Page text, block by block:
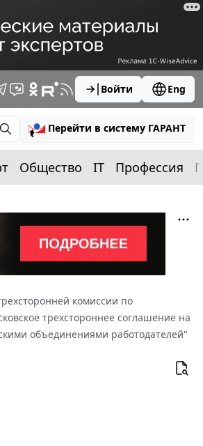
Войти Eng
Перейти в систему ГАРАНТ
Общество IT Профессия
комиссии по
трехстороннее соглашение на
объединениями работодателей"